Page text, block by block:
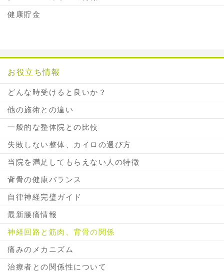
健康貯金
お役立ち情報
どんな時受けると良いか？
他の施術との違い
一般的な整体院との比較
失敗しない整体、カイロの選び方
当院を満足してもらえない人の特徴
背骨の健康バランス
自律神経完璧ガイド
最新腰痛情報
神経回路と筋肉、背骨の関係
痛みのメカニズム
治療者との関係性について